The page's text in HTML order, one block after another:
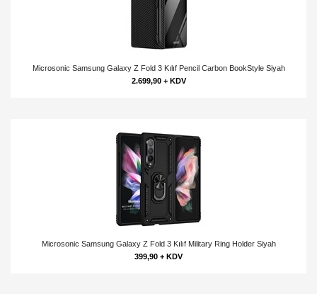
Microsonic Samsung Galaxy Z Fold 3 Kılıf Pencil Carbon BookStyle Siyah
2.699,90 + KDV
Microsonic Samsung Galaxy Z Fold 3 Kılıf Military Ring Holder Siyah
399,90 + KDV